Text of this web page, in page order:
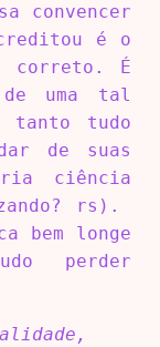
convencer
é o
correto. É
uma tal
tanto tudo
de suas
ciência
rs).
bem longe
perder